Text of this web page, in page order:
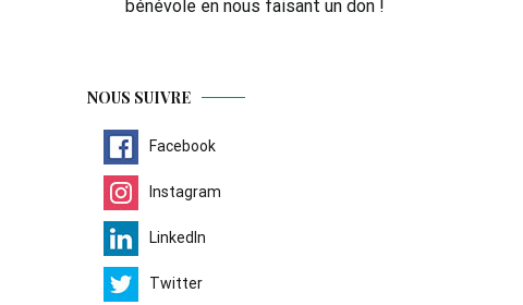
bénévole en nous faisant un don !
NOUS SUIVRE
Facebook
Instagram
LinkedIn
Twitter